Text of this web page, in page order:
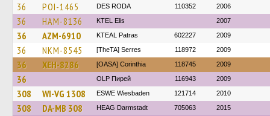
36 POI-1465 DES RODA 110352 2006
36 HAM-8136 KTEL Elis 2007
36 AZM-6910 KTEAL Patras 602227 2009
36 NKM-8545 [TheTA] Serres 118972 2009
36 XEH-8286 [OASA] Corinthia 118745 2009
36 OLP Пирей 116943 2009
308 WI-VG 1308 ESWE Wiesbaden 121714 2010
308 DA-MB 308 HEAG Darmstadt 705063 2015